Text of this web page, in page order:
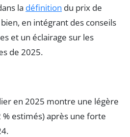
la définition du prix de
en intégrant des conseils
et un éclairage sur les
de 2025.
en 2025 montre une légère
estimés) après une forte